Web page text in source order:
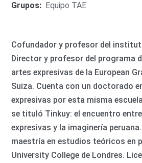
Grupos: Equipo TAE
Cofundador y profesor del
Director y profesor del programa
artes expresivas de la European
Suiza. Cuenta con un doctorado
expresivas por esta misma
se tituló Tinkuy: el encuentro
expresivas y la imaginería
maestría en estudios teóricos en
University College de Londres.